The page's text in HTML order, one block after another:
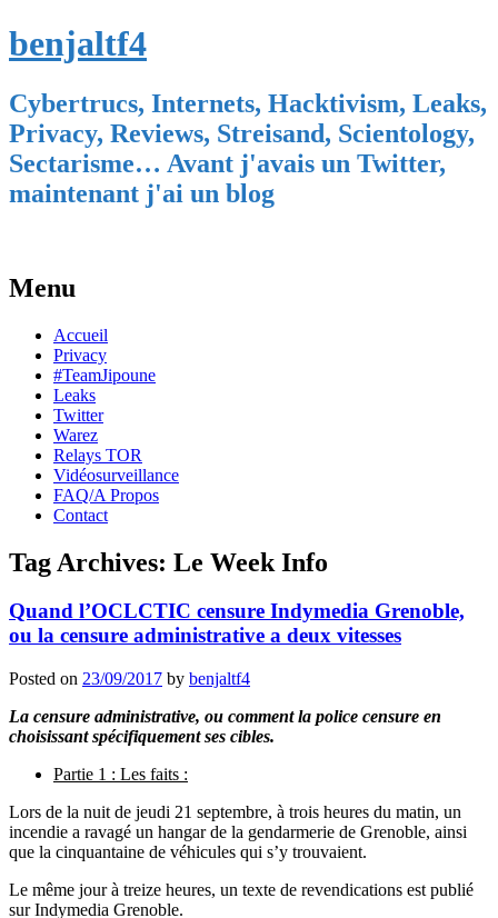
benjaltf4
Cybertrucs, Internets, Hacktivism, Leaks,
Privacy, Reviews, Streisand, Scientology,
Sectarisme… Avant j'avais un Twitter,
maintenant j'ai un blog
Menu
Skip
content
Accueil
Privacy
#TeamJipoune
Leaks
Twitter
Warez
Relays TOR
Vidéosurveillance
FAQ/A Propos
Contact
Tag Archives: Le Week Info
Quand l’OCLCTIC censure Indymedia Grenoble,
ou la censure administrative a deux vitesses
Posted on 23/09/2017 by benjaltf4
La censure administrative, ou comment la police censure en
choisissant spécifiquement ses cibles.
Partie 1 : Les faits :
Lors de la nuit de jeudi 21 septembre, à trois heures du matin, un
incendie a ravagé un hangar de la gendarmerie de Grenoble, ainsi
que la cinquantaine de véhicules qui s’y trouvaient.
Le même jour à treize heures, un texte de revendications est publié
sur Indymedia Grenoble.